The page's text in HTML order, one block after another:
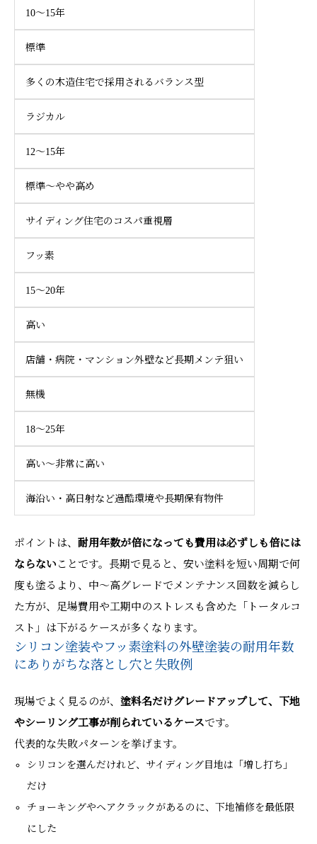
10〜15年
標準
多くの木造住宅で採用されるバランス型
ラジカル
12〜15年
標準〜やや高め
サイディング住宅のコスパ重視層
フッ素
15〜20年
高い
店舗・病院・マンション外壁など長期メンテ狙い
無機
18〜25年
高い〜非常に高い
海沿い・高日射など過酷環境や長期保有物件
ポイントは、 耐用年数が倍になっても費用は必ずしも倍には
ならないことです。長期で見ると、安い塗料を短い周期で何
度も塗るより、中〜高グレードでメンテナンス回数を減らし
た方が、足場費用や工期中のストレスも含めた「トータルコ
スト」は下がるケースが多くなります。
シリコン塗装やフッ素塗料の外壁塗装の耐用年数
にありがちな落とし穴と失敗例
現場でよく見るのが、 塗料名だけグレードアップして、下地
やシーリング工事が削られているケースです。
代表的な失敗パターンを挙げます。
シリコンを選んだけれど、サイディング目地は「増し打ち」
だけ
チョーキングやヘアクラックがあるのに、下地補修を最低限
にした